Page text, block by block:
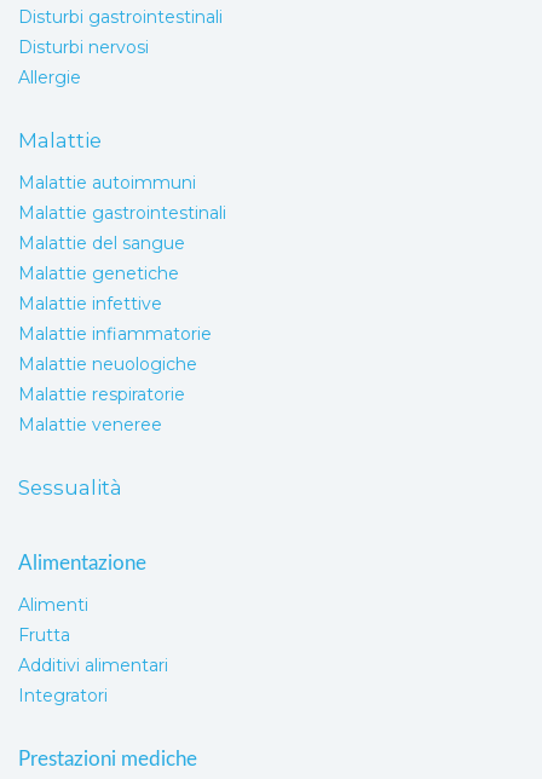
Disturbi gastrointestinali
Disturbi nervosi
Allergie
Malattie
Malattie autoimmuni
Malattie gastrointestinali
Malattie del sangue
Malattie genetiche
Malattie infettive
Malattie infiammatorie
Malattie neuologiche
Malattie respiratorie
Malattie veneree
Sessualità
Alimentazione
Alimenti
Frutta
Additivi alimentari
Integratori
Prestazioni mediche